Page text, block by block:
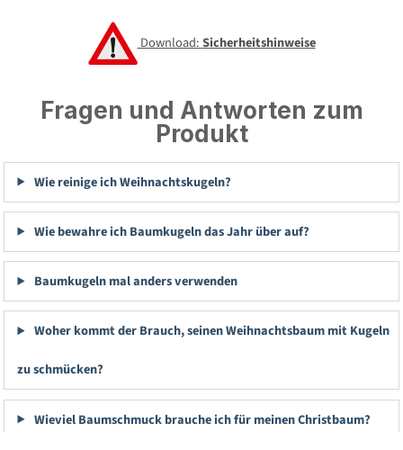
Download:Sicherheitshinweise
Fragen und Antworten zum
Produkt
Wie reinige ich Weihnachtskugeln?
Wie bewahre ich Baumkugeln das Jahr über auf?
Baumkugeln mal anders verwenden
Woher kommt der Brauch, seinen Weihnachtsbaum mit Kugeln
zu schmücken?
Wieviel Baumschmuck brauche ich für meinen Christbaum?